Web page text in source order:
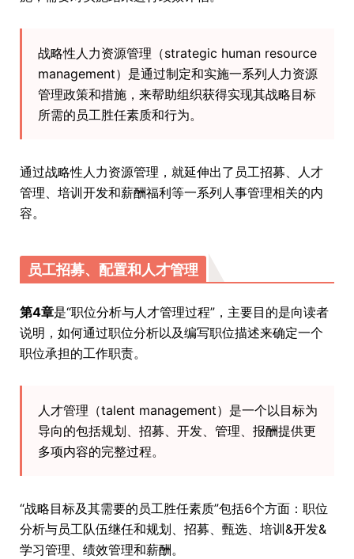
战略性人力资源管理（strategic human resource
management）是通过制定和实施一系列人力资源
管理政策和措施，来帮助组织获得实现其战略目标
所需的员工胜任素质和行为。
通过战略性人力资源管理，就延伸出了员工招募、人才
管理、培训开发和薪酬福利等一系列人事管理相关的内
容。
员工招募、配置和人才管理
第4章是“职位分析与人才管理过程”，主要目的是向读者
说明，如何通过职位分析以及编写职位描述来确定一个
职位承担的工作职责。
人才管理（talent management）是一个以目标为
导向的包括规划、招募、开发、管理、报酬提供更
多项内容的完整过程。
“战略目标及其需要的员工胜任素质”包括6个方面：职位
分析与员工队伍继任和规划、招募、甄选、培训&开发&
学习管理、绩效管理和薪酬。